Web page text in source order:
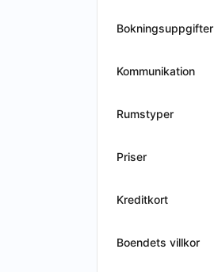
Bokningsuppgifter
Kommunikation
Rumstyper
Priser
Kreditkort
Boendets villkor